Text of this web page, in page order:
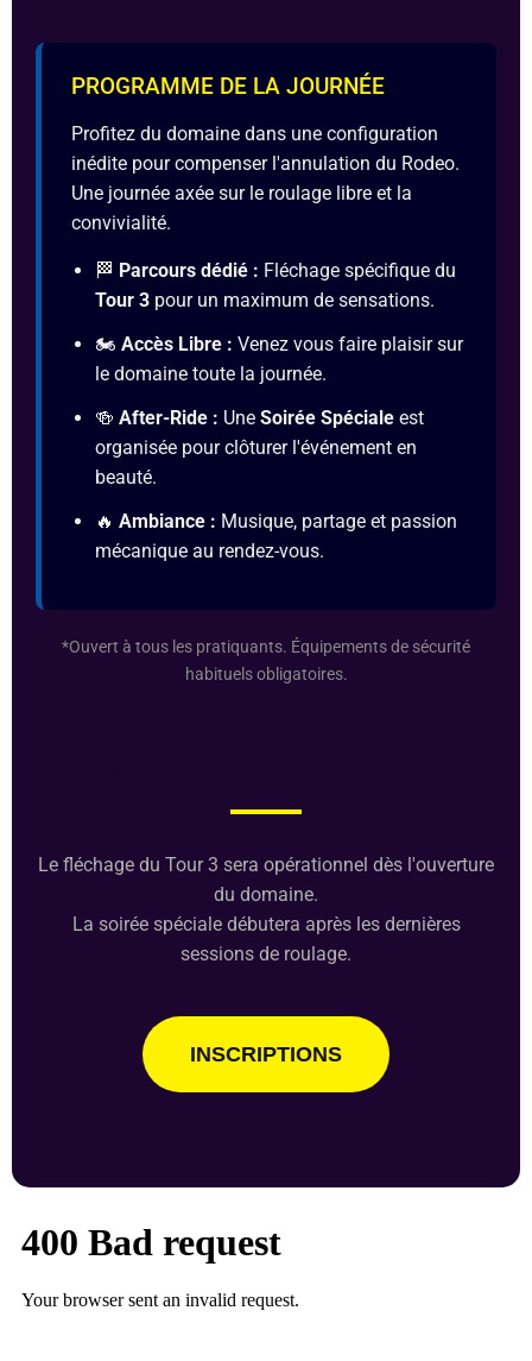
PROGRAMME DE LA JOURNÉE
Profitez du domaine dans une configuration
inédite pour compenser l'annulation du Rodeo.
Une journée axée sur le roulage libre et la
convivialité.
🏁 Parcours dédié : Fléchage spécifique du
Tour 3 pour un maximum de sensations.
🏍️ Accès Libre : Venez vous faire plaisir sur
le domaine toute la journée.
🍻 After-Ride : Une Soirée Spéciale est
organisée pour clôturer l'événement en
beauté.
🔥 Ambiance : Musique, partage et passion
mécanique au rendez-vous.
*Ouvert à tous les pratiquants. Équipements de sécurité
habituels obligatoires.
Le fléchage du Tour 3 sera opérationnel dès l'ouverture
du domaine.
La soirée spéciale débutera après les dernières
sessions de roulage.
INSCRIPTIONS